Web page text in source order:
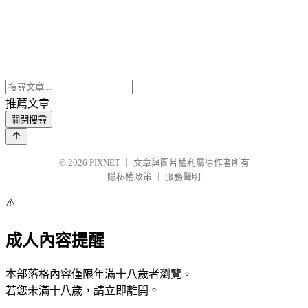
推薦文章
關閉搜尋
© 2026 PIXNET
文章與圖片權利屬原作者所有
隱私權政策
服務聲明
⚠️
成人內容提醒
本部落格內容僅限年滿十八歲者瀏覽。
若您未滿十八歲，請立即離開。